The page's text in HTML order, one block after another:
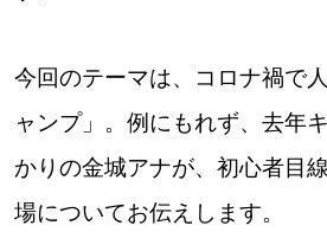
KEYWORD
Sitakke編集部あい
【いろんな価値観や生き方に触れ
Sitakke編集部 IKU
今回のテーマは、コロナ禍で
ャンプ」。例にもれず、去年
かりの金城アナが、初心者目
場についてお伝えします。